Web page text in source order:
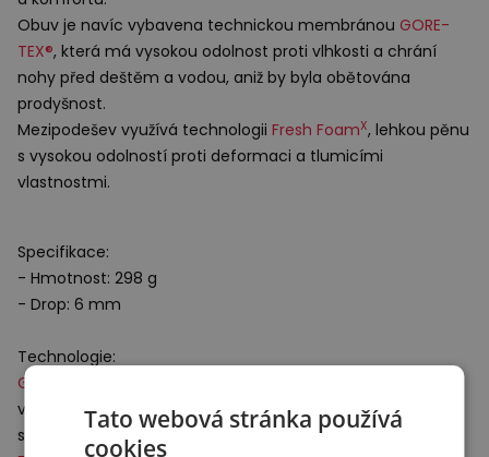
Obuv je navíc vybavena technickou membránou GORE-
TEX®, která má vysokou odolnost proti vlhkosti a chrání
nohy před deštěm a vodou, aniž by byla obětována
prodyšnost.
Mezipodešev využívá technologii Fresh FoamX, lehkou pěnu
s vysokou odolností proti deformaci a tlumicími
vlastnostmi.
Specifikace:
- Hmotnost: 298 g
- Drop: 6 mm
Technologie:
GORE
vlhkosti, poskytuje ochranu bez izolace a udržuje nohy v
suchu a chladu během intenzivní aktivity.
Tato webová stránka používá
cookies